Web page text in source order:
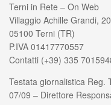
Terni in Rete – On Web
Villaggio Achille Grandi, 20
05100 Terni (TR)
P.IVA 01417770557
Contatti (+39) 335
Testata giornalistica Reg.
07/09 – Direttore